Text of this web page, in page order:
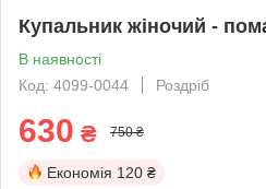
Купальник жіночий -
В наявності
Код: 4099-0044
Роздріб
630 ₴ 750 ₴
Економія 120 ₴